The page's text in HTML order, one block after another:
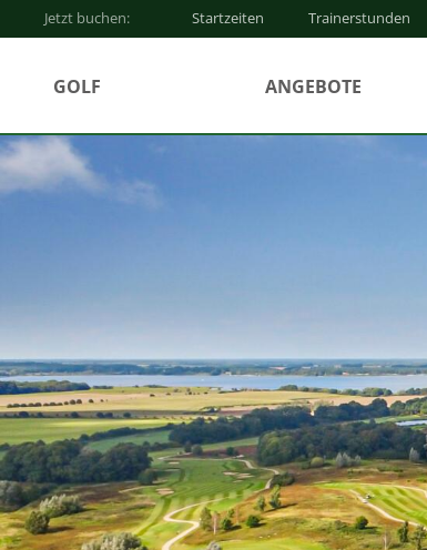
Jetzt buchen: Startzeiten Trainerstunden
GOLF ANGEBOTE